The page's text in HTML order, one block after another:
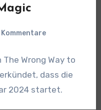
Kommentare
Wrong Way to
dass die
2024 startet.